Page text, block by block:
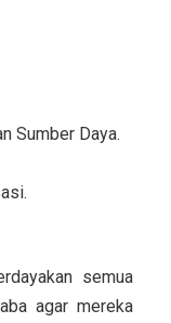
Sumber Daya.
semua
agar mereka